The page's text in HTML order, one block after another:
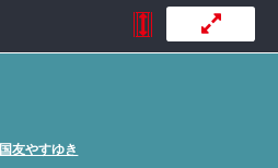
国友やすゆき